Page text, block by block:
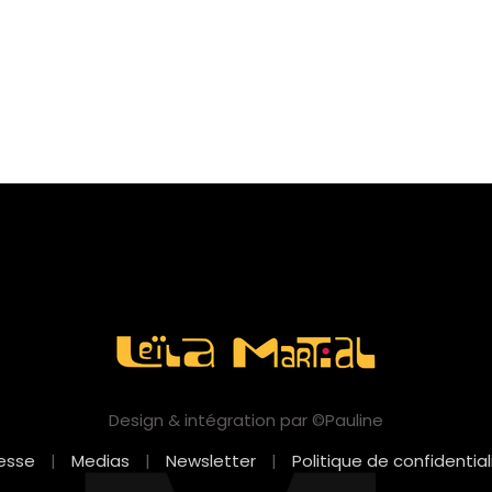
Design & intégration par ©Pauline
| Medias | Newsletter | Politique de